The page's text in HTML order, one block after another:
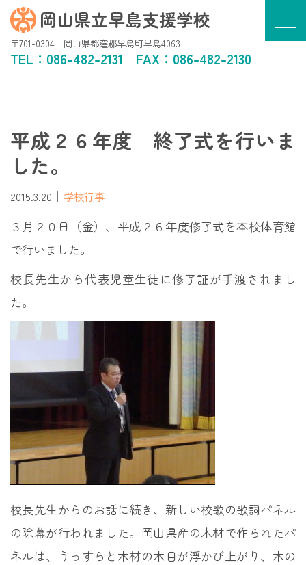
岡山県立早島支援学校
〒701-0304 岡山県都窪郡早島町早島4063
TEL： 086-482-2131 FAX：086-482-2130
平成２６年度 終了式を行いま
した。
2015.3.20 ｜ 学校行事
３月２０日（金）、平成２６年度修了式を本校体育館
で行いました。
校長先生から代表児童生徒に修了証が手渡されまし
た。
校長先生からのお話に続き、新しい校歌の歌詞パネル
の除幕が行われました。岡山県産の木材で作られたパ
ネルは、うっすらと木材の木目が浮かび上がり、木の